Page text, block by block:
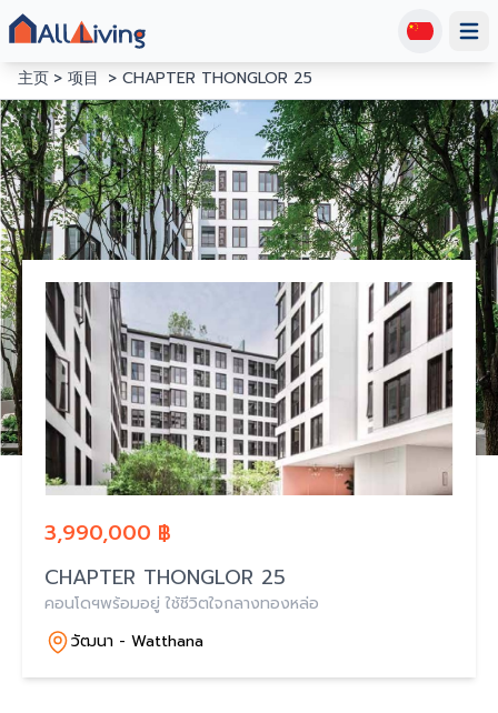
主页
项目 CHAPTER THONGLOR 25
3,990,000 ฿
CHAPTER THONGLOR 25
คอนโดฯพร้อมอยู่ ใช้ชีวิตใจกลางทองหล่อ
วัฒนา - Watthana